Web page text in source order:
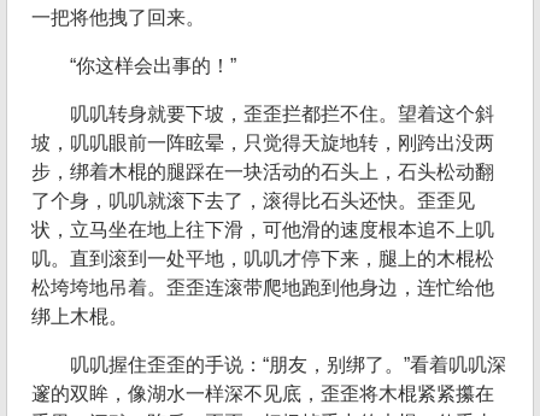
一把将他拽了回来。
“你这样会出事的！”
叽叽转身就要下坡，歪歪拦都拦不住。望着这个斜
坡，叽叽眼前一阵眩晕，只觉得天旋地转，刚跨出没两
步，绑着木棍的腿踩在一块活动的石头上，石头松动翻
了个身，叽叽就滚下去了，滚得比石头还快。歪歪见
状，立马坐在地上往下滑，可他滑的速度根本追不上叽
叽。直到滚到一处平地，叽叽才停下来，腿上的木棍松
松垮垮地吊着。歪歪连滚带爬地跑到他身边，连忙给他
绑上木棍。
叽叽握住歪歪的手说：“朋友，别绑了。”看着叽叽深
邃的双眸，像湖水一样深不见底，歪歪将木棍紧紧攥在